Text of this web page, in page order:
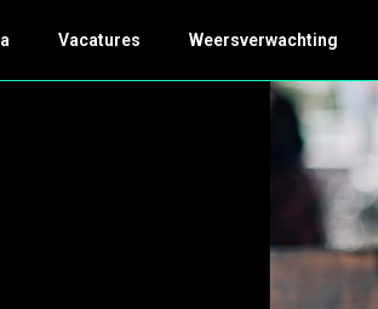
Vacatures Weersverwachting